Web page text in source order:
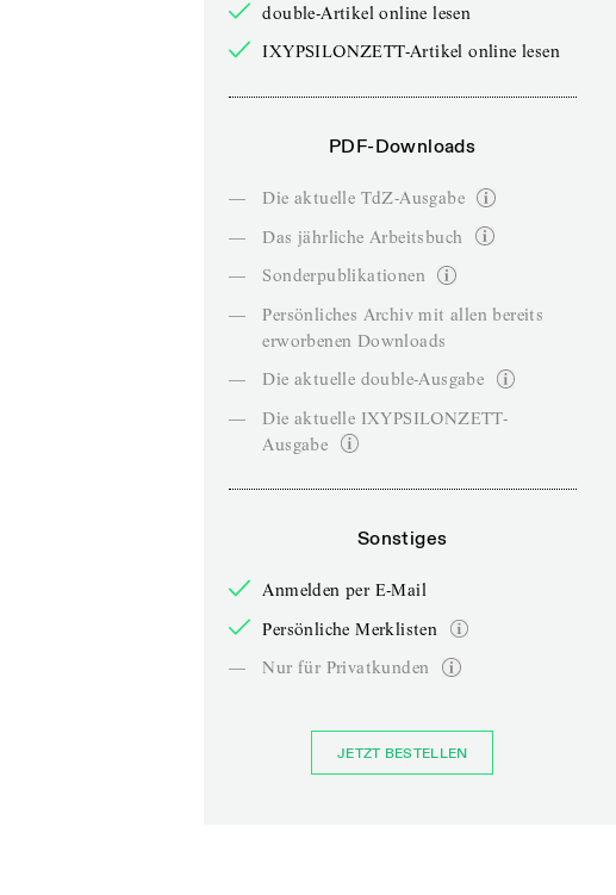
double-Artikel online lesen
IXYPSILONZETT-Artikel online lesen
PDF-Downloads
—
Die aktuelle TdZ-Ausgabe
—
Das jährliche Arbeitsbuch
—
Sonderpublikationen
—
Persönliches Archiv mit allen bereits
erworbenen Downloads
—
Die aktuelle double-Ausgabe
—
Die aktuelle IXYPSILONZETT-
Ausgabe
Sonstiges
Anmelden per E-Mail
Persönliche Merklisten
—
Nur für Privatkunden
JETZT BESTELLEN